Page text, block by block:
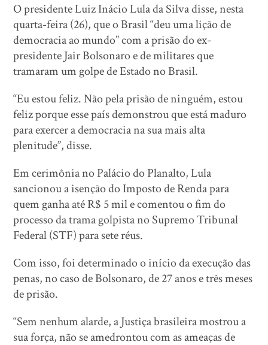
O presidente Luiz Inácio Lula da Silva disse, nesta
quarta-feira (26), que o Brasil “deu uma lição de
democracia ao mundo” com a prisão do ex-
presidente Jair Bolsonaro e de militares que
tramaram um golpe de Estado no Brasil.
“Eu estou feliz. Não pela prisão de ninguém, estou
feliz porque esse país demonstrou que está maduro
para exercer a democracia na sua mais alta
plenitude”, disse.
Em cerimônia no Palácio do Planalto, Lula
sancionou a isenção do Imposto de Renda para
quem ganha até R$ 5 mil e comentou o fim do
processo da trama golpista no Supremo Tribunal
Federal (STF) para sete réus.
Com isso, foi determinado o início da execução das
penas, no caso de Bolsonaro, de 27 anos e três meses
de prisão.
“Sem nenhum alarde, a Justiça brasileira mostrou a
sua força, não se amedrontou com as ameaças de